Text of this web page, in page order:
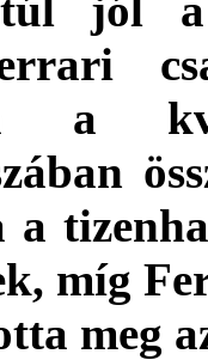
a
a
míg
meg